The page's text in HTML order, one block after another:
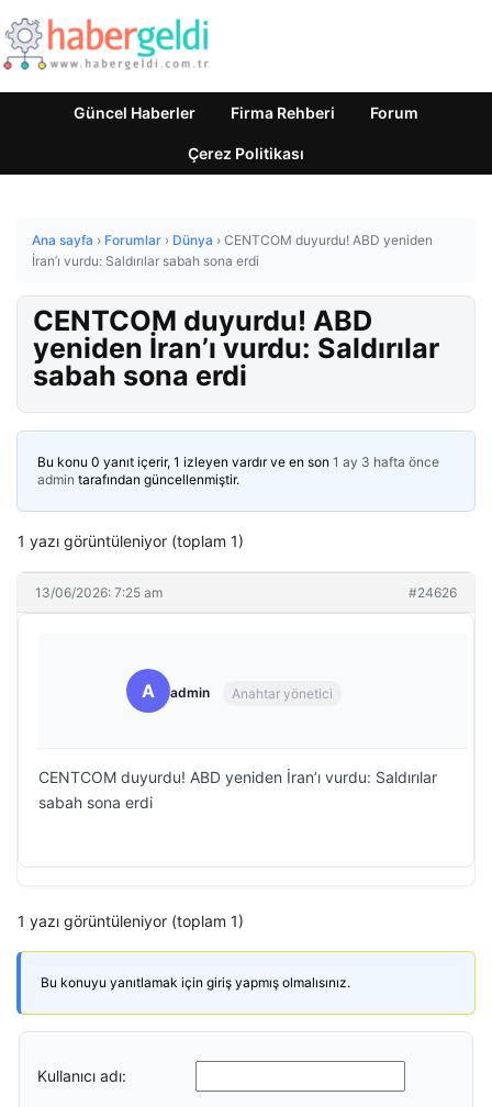
Güncel Haberler Firma Rehberi Forum
Çerez Politikası
Ana sayfa › Forumlar › Dünya › CENTCOM duyurdu! ABD yeniden
İran’ı vurdu: Saldırılar sabah sona erdi
CENTCOM duyurdu! ABD
yeniden İran’ı vurdu: Saldırılar
sabah sona erdi
Bu konu 0 yanıt içerir, 1 izleyen vardır ve en son 1 ay 3 hafta önce
admin tarafından güncellenmiştir.
1 yazı görüntüleniyor (toplam 1)
13/06/2026: 7:25 am #24626
A admin Anahtar yönetici
CENTCOM duyurdu! ABD yeniden İran’ı vurdu: Saldırılar
sabah sona erdi
1 yazı görüntüleniyor (toplam 1)
Bu konuyu yanıtlamak için giriş yapmış olmalısınız.
Kullanıcı adı: